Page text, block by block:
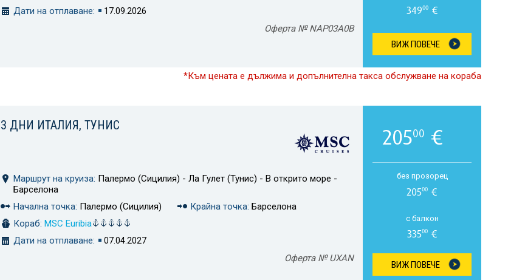
Дати на отплаване:
17.09.2026
Оферта № NAP03A0B
34900€
ВИЖ ПОВЕЧЕ
*Към цената е дължима и допълнителна такса обслужване на кораба
3 ДНИ ИТАЛИЯ, ТУНИС
Маршрут на круиза: Палермо (Сицилия) - Ла Гулет (Тунис) - В открито море -
Барселона
Начална точка: Палермо (Сицилия) Крайна точка: Барселона
Кораб: MSC Euribia
Дати на отплаване:
07.04.2027
Оферта № UXAN
20500 €
без прозорец
20500 €
с балкон
33500€
ВИЖ ПОВЕЧЕ